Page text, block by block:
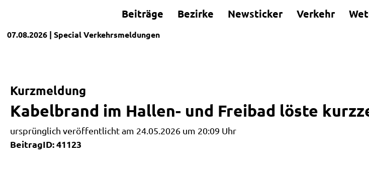
Beiträge Bezirke Newsticker Verkehr
07.08.2026 | SpecialVerkehrsmeldungen
Kurzmeldung
Kabelbrand im Hallen- und Freibad löste
ursprünglich veröffentlicht am 24.05.2026 um 20:09 Uhr
BeitragID: 41123